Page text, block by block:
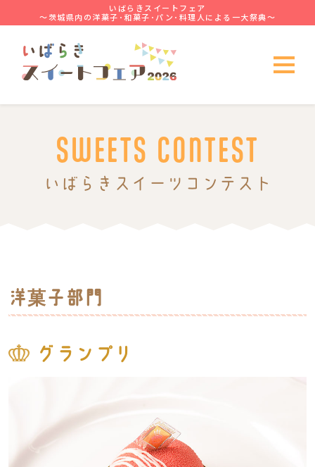
いばらきスイートフェア
～茨城県内の洋菓子･和菓子･パン･料理人による一大祭典～
SWEETS CONTEST
いばらきスイーツコンテスト
洋菓子部門
グランプリ